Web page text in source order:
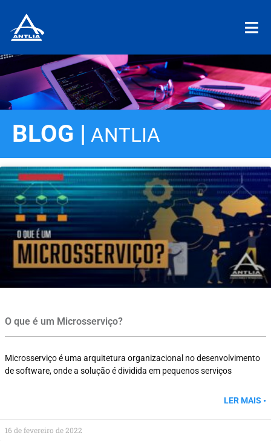
BLOG | ANTLIA
O que é um Microsserviço?
Microsserviço é uma arquitetura organizacional no desenvolvimento
de software, onde a solução é dividida em pequenos serviços
LER MAIS •
16 de fevereiro de 2022